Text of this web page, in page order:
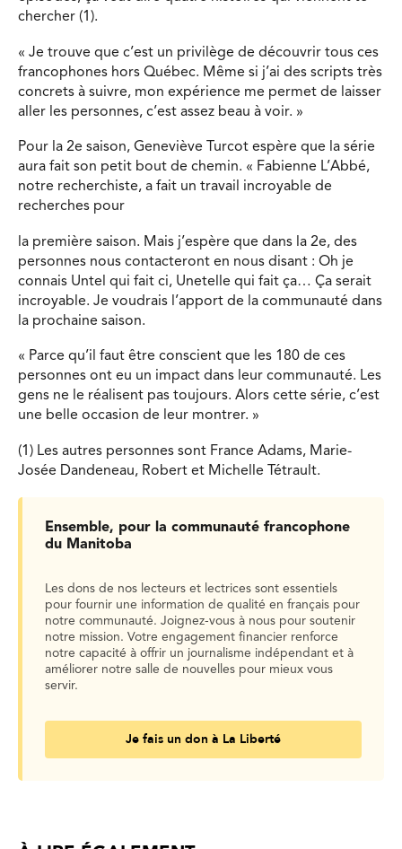
chercher (1).
« Je trouve que c’est un privilège de découvrir tous ces
francophones hors Québec. Même si j’ai des scripts très
concrets à suivre, mon expérience me permet de laisser
aller les personnes, c’est assez beau à voir. »
Pour la 2e saison, Geneviève Turcot espère que la série
aura fait son petit bout de chemin. « Fabienne L’Abbé,
notre recherchiste, a fait un travail incroyable de
recherches pour
la première saison. Mais j’espère que dans la 2e, des
personnes nous contacteront en nous disant : Oh je
connais Untel qui fait ci, Unetelle qui fait ça… Ça serait
incroyable. Je voudrais l’apport de la communauté dans
la prochaine saison.
« Parce qu’il faut être conscient que les 180 de ces
personnes ont eu un impact dans leur communauté. Les
gens ne le réalisent pas toujours. Alors cette série, c’est
une belle occasion de leur montrer. »
(1) Les autres personnes sont France Adams, Marie-
Josée Dandeneau, Robert et Michelle Tétrault.
Ensemble, pour la communauté francophone
du Manitoba
Les dons de nos lecteurs et lectrices sont essentiels
pour fournir une information de qualité en français pour
notre communauté. Joignez-vous à nous pour soutenir
notre mission. Votre engagement financier renforce
notre capacité à offrir un journalisme indépendant et à
améliorer notre salle de nouvelles pour mieux vous
servir.
Je fais un don à La Liberté